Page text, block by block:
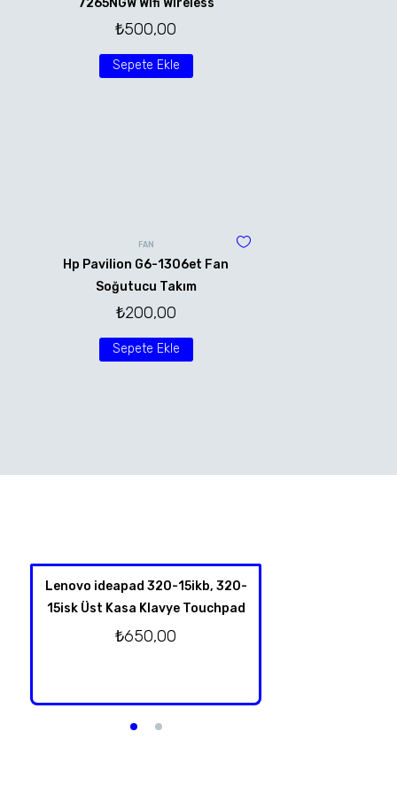
₺500,00
Sepete Ekle
FAN
Hp Pavilion G6-1306et Fan
Soğutucu Takım
₺200,00
Sepete Ekle
Lenovo ideapad 320-15ikb, 320-
15isk Üst Kasa Klavye Touchpad
₺650,00